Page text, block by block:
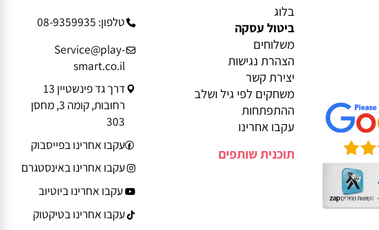
מידע נוסף
בלוג
ביטול עסקה
משלוחים
הצהרת נגישות
יצירת קשר
ההתפתחות
פרטי יצירת קשר
טלפון: 08-9359935
Service@play-
smart.co.il
דרך גד פינשטיין 13
רחובות, קומה 3, מחסן
303
עקבו אחרינו בפייסבוק
עקבו אחרינו באינסטגרם